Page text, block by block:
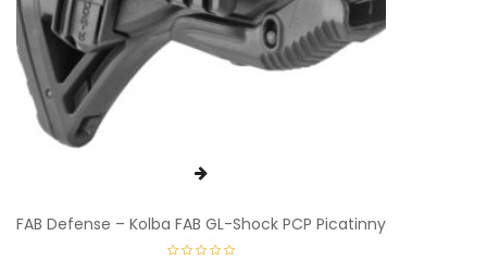
FAB Defense – Kolba FAB GL-Shock PCP Picatinny